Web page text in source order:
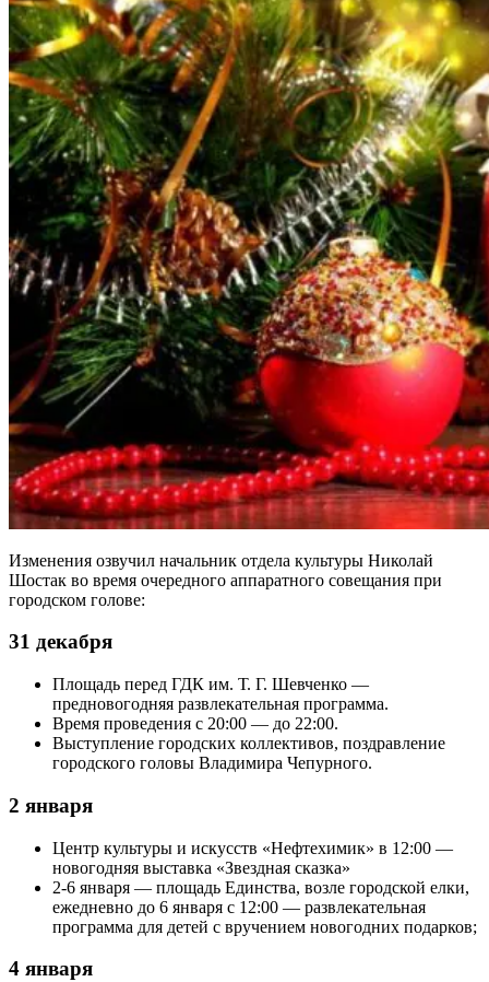
Изменения озвучил начальник отдела культуры Николай
Шостак во время очередного аппаратного совещания при
городском голове:
31 декабря
Площадь перед ГДК им. Т. Г. Шевченко —
предновогодняя развлекательная программа.
Время проведения с 20:00 — до 22:00.
Выступление городских коллективов, поздравление
городского головы Владимира Чепурного.
2 января
Центр культуры и искусств «Нефтехимик» в 12:00 —
новогодняя выставка «Звездная сказка»
2-6 января — площадь Единства, возле городской елки,
ежедневно до 6 января с 12:00 — развлекательная
программа для детей с вручением новогодних подарков;
4 января